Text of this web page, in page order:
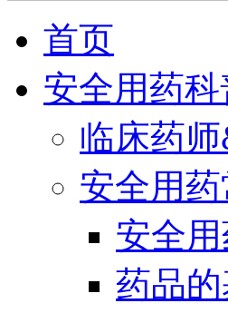
首页
安全用药科
临床药
安全用药
安全
药品